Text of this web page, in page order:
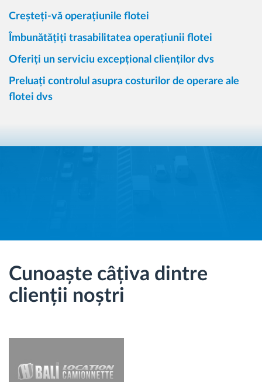
Creșteți-vă operațiunile flotei
Îmbunătățiți trasabilitatea operațiunii flotei
Oferiți un serviciu excepțional clienților dvs
Preluați controlul asupra costurilor de operare ale
flotei dvs
Cunoaște câțiva dintre
clienții noștri